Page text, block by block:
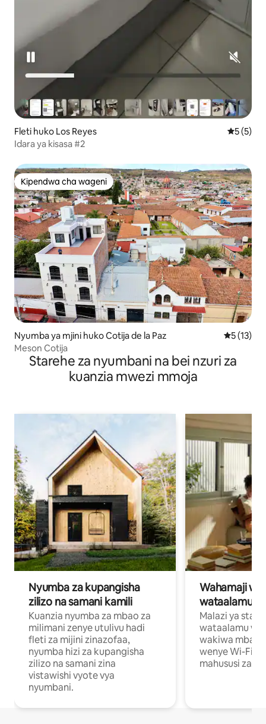
Fleti huko Los Reyes
5 (5)
Idara ya kisasa #2
Kipendwa cha wageni
Kipendwa cha wageni
Nyumba ya mjini huko Cotija de la Paz Ukadiriaji
5 (13)
Meson Cotija
Starehe za nyumbani na bei nzuri za
kuanzia mwezi mmoja
Nyumba za kupangisha
zilizo na samani kamili
Kuanzia nyumba za mbao za
milimani zenye utulivu hadi
fleti za mijini zinazofaa,
nyumba hizi za kupangisha
zilizo na samani zina
vistawishi vyote vya
nyumbani.
Wahamaji
wataalamu
Malazi ya
wataalamu
wakiwa mbali
wenye Wi-Fi
mahususi za